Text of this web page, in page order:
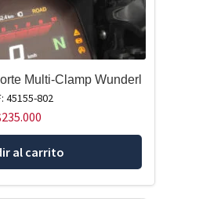
Multi-Clamp Wunderl
45155-802
235.000
al carrito